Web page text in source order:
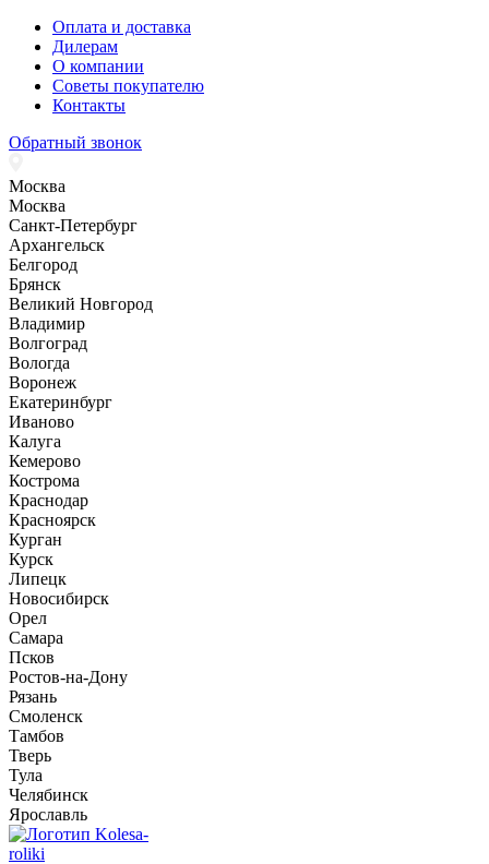
Оплата и доставка
Дилерам
О компании
Советы покупателю
Контакты
Обратный звонок
Москва
Москва
Санкт-Петербург
Архангельск
Белгород
Брянск
Великий Новгород
Владимир
Волгоград
Вологда
Воронеж
Екатеринбург
Иваново
Калуга
Кемерово
Кострома
Краснодар
Красноярск
Курган
Курск
Липецк
Новосибирск
Орел
Самара
Псков
Ростов-на-Дону
Рязань
Смоленск
Тамбов
Тверь
Тула
Челябинск
Ярославль
Kolesa-
roliki